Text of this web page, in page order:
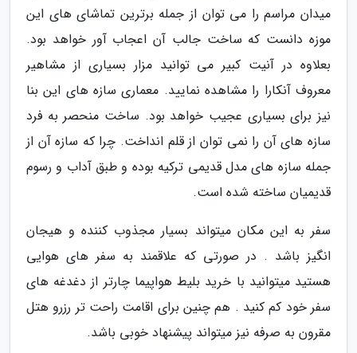
میدان مراسم را می توان از جمله برترین تماشای های این
موزه دانست که ساخت جالب آن اعجاب آور خواهد بود.
بعلاوه در آنیت کبیر می توانید مزار بسیاری از مشاهیر
معروف آنکارا را مشاهده نمایید. معماری سازه های این بنا
نیز برای بسیاری عجیب خواهد بود. ساخت منحصر به فرد
سازه های آن را نمی توان از قلم انداخت. چرا که سازه آن از
جمله سازه های مدل قدیمی ترکیه بوده و طبق آداب و رسوم
قدیمیان ساخته شده است.
سفر به این مکان میتواند بسیار مجذوب کننده و هیجان
انگیز باشد . در صورتی که علاقمند به سفر های هوایی
هستید میتوانید با خرید بلیط هواپیما چارتر از دغدغه های
سفر خود کم کنید . هم چنین برای اقامت راحت تر رزرو هتل
مقرون به صرفه نیز میتواند پیشنهاد خوبی باشد.